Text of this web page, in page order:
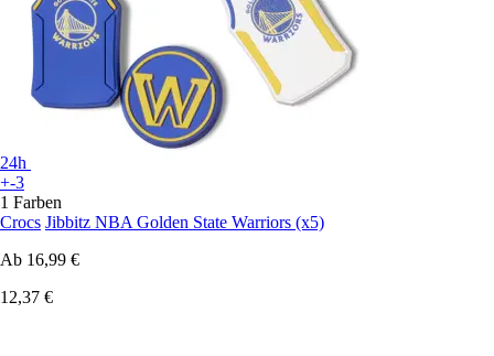
24h
+-3
1 Farben
Crocs Jibbitz NBA Golden State Warriors (x5)
Ab 16,99 €
12,37 €